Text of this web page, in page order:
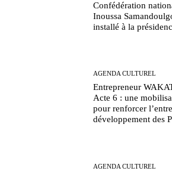
Confédération
Inoussa
installé à la
AGENDA CULTUREL
Entrepreneur
Acte 6 : une
pour renforcer
développement des
AGENDA CULTUREL